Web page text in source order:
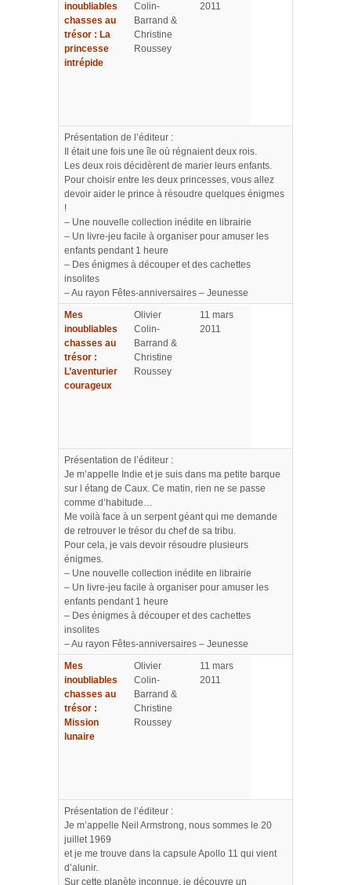
inoubliables
chasses au
trésor : La
princesse
intrépide
Colin-
Barrand &
Christine
Roussey
2011
Présentation de l’éditeur :
Il était une fois une île où régnaient deux rois.
Les deux rois décidèrent de marier leurs enfants.
Pour choisir entre les deux princesses, vous allez
devoir aider le prince à résoudre quelques énigmes
!
– Une nouvelle collection inédite en librairie
– Un livre-jeu facile à organiser pour amuser les
enfants pendant 1 heure
– Des énigmes à découper et des cachettes
insolites
– Au rayon Fêtes-anniversaires – Jeunesse
Mes
inoubliables
chasses au
trésor :
L’aventurier
courageux
Olivier
Colin-
Barrand &
Christine
Roussey
11 mars
2011
Présentation de l’éditeur :
Je m’appelle Indie et je suis dans ma petite barque
sur l étang de Caux. Ce matin, rien ne se passe
comme d’habitude…
Me voilà face à un serpent géant qui me demande
de retrouver le trésor du chef de sa tribu.
Pour cela, je vais devoir résoudre plusieurs
énigmes.
– Une nouvelle collection inédite en librairie
– Un livre-jeu facile à organiser pour amuser les
enfants pendant 1 heure
– Des énigmes à découper et des cachettes
insolites
– Au rayon Fêtes-anniversaires – Jeunesse
Mes
inoubliables
chasses au
trésor :
Mission
lunaire
Olivier
Colin-
Barrand &
Christine
Roussey
11 mars
2011
Présentation de l’éditeur :
Je m’appelle Neil Armstrong, nous sommes le 20
juillet 1969
et je me trouve dans la capsule Apollo 11 qui vient
d’alunir.
Sur cette planète inconnue, je découvre un